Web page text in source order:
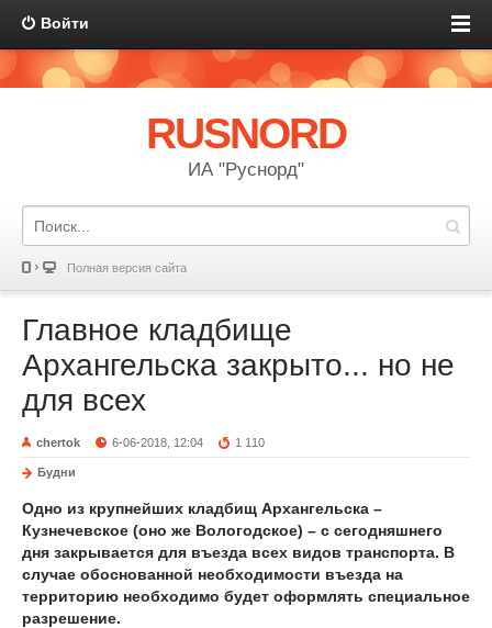
Войти
RUSNORD
ИА "Руснорд"
Полная версия сайта
Главное кладбище
Архангельска закрыто... но не
для всех
chertok 6-06-2018, 12:04 1 110
Будни
Одно из крупнейших кладбищ Архангельска –
Кузнечевское (оно же Вологодское) – с сегодняшнего
дня закрывается для въезда всех видов транспорта. В
случае обоснованной необходимости въезда на
территорию необходимо будет оформлять специальное
разрешение.